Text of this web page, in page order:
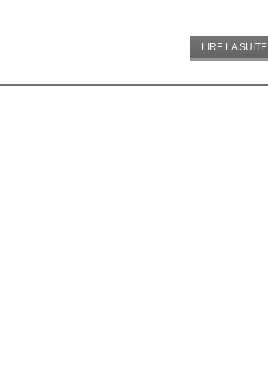
LIRE LA SUITE